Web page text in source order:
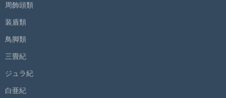
周飾頭類
装盾類
鳥脚類
三畳紀
ジュラ紀
白亜紀